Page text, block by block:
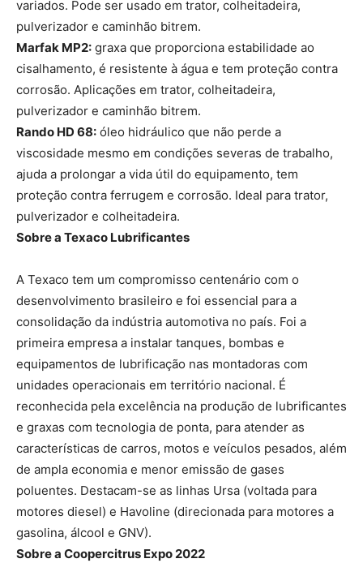
variados. Pode ser usado em trator, colheitadeira,
pulverizador e caminhão bitrem.
Marfak MP2: graxa que proporciona estabilidade ao
cisalhamento, é resistente à água e tem proteção contra
corrosão. Aplicações em trator, colheitadeira,
pulverizador e caminhão bitrem.
Rando HD 68: óleo hidráulico que não perde a
viscosidade mesmo em condições severas de trabalho,
ajuda a prolongar a vida útil do equipamento, tem
proteção contra ferrugem e corrosão. Ideal para trator,
pulverizador e colheitadeira.
Sobre a Texaco Lubrificantes
A Texaco tem um compromisso centenário com o
desenvolvimento brasileiro e foi essencial para a
consolidação da indústria automotiva no país. Foi a
primeira empresa a instalar tanques, bombas e
equipamentos de lubrificação nas montadoras com
unidades operacionais em território nacional. É
reconhecida pela excelência na produção de lubrificantes
e graxas com tecnologia de ponta, para atender as
características de carros, motos e veículos pesados, além
de ampla economia e menor emissão de gases
poluentes. Destacam-se as linhas Ursa (voltada para
motores diesel) e Havoline (direcionada para motores a
gasolina, álcool e GNV).
Sobre a Coopercitrus Expo 2022